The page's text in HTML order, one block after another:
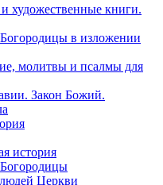
художественные книги.
в изложении
молитвы и псалмы для
Закон Божий.
история
Церкви